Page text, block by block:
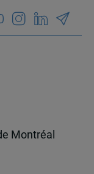
Montréal